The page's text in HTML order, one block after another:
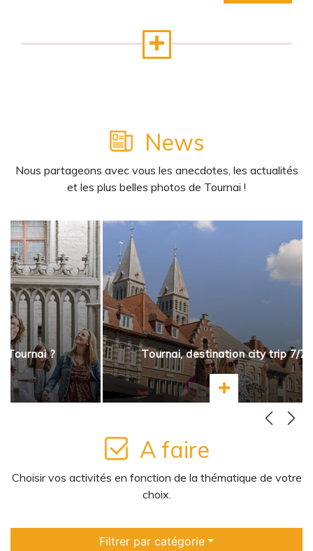
News
Nous partageons avec vous les anecdotes, les actualités
et les plus belles photos de Tournai !
Tournai ?
plus
Tournai, destination city trip 7/7
En savoir plus
A faire
Choisir vos activités en fonction de la thématique de votre
choix.
Filtrer par catégorie